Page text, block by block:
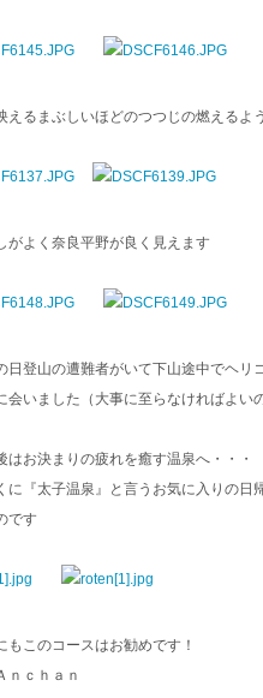
えるまぶしいほどのつつじの燃えるよ
がよく奈良平野が良く見えま
日登山の遭難者がいて下山途中でヘリ
会いました（大事に至らなければよい
はお決まりの疲れを癒す温泉へ・・・
に『太子温泉』と言うお気に入りの日
です
もこのコースはお勧めです！
ｃｈａｎ